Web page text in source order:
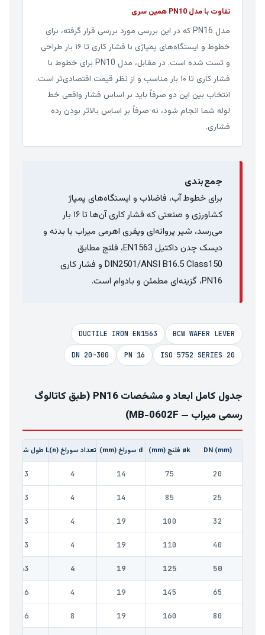
تفاوت با مدل PN10 همین سری
مدل PN16 که در این بررسی مورد بررسی قرار گرفته، برای
خطوط و ایستگاه‌های پمپاژی با فشار کاری تا ۱۶ بار طراحی
و تست شده است. در مقابل، مدل PN10 برای خطوط با
فشار کاری تا ۱۰ بار مناسب و از نظر قیمت اقتصادی‌تر است.
انتخاب بین این دو صرفاً باید بر اساس فشار واقعی خط
لوله شما انجام شود، نه صرفاً بر اساس بالاتر بودن رده
فشاری.
جمع‌بندی
برای خطوط آب، فاضلاب و ایستگاه‌های پمپاژ
کشاورزی و صنعتی که فشار کاری آن‌ها تا ۱۶ بار
می‌رسد، شیر پروانه‌ای ویفری اهرمی میراب با بدنه و
دیسک چدن داکتیل EN1563، فلنج مطابق
DIN2501/ANSI B16.5 Class150 و فشار کاری
PN16، گزینه‌ای مطمئن و بادوام است.
BCW WAFER LEVER
DUCTILE IRON EN1563
ISO 5752 SERIES 20
PN 16
DN 20-300
جدول کامل ابعاد و مشخصات PN16 (طبق کاتالوگ
رسمی میراب — MB-0602F)
DN (mm) øk فلنج (mm) d سوراخ (mm) تعداد سوراخ (n) L طول شیر (mm)
20
75
14
4
33
25
85
14
4
33
32
100
19
4
33
40
110
19
4
33
50
125
19
4
43
65
145
19
4
46
80
160
19
8
46